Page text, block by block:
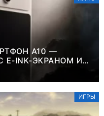
A10 —
INK-ЭКРАНОМ И
ДЛЯ ЦВЕТНОГО
ИГРЫ